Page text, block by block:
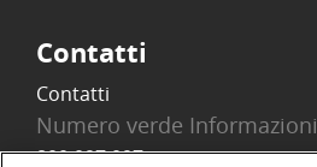
Contatti
Contatti
Numero verde Informazioni
800 097 097